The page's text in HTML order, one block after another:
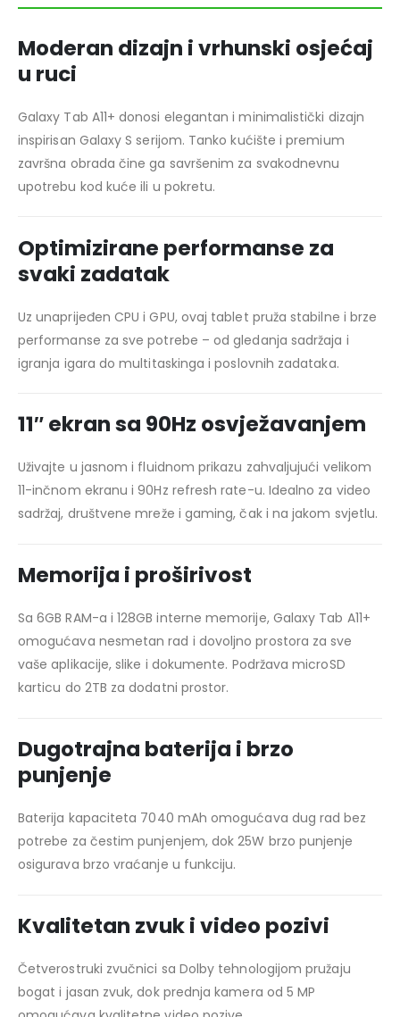
Moderan dizajn i vrhunski osjećaj
u ruci
Galaxy Tab A11+ donosi elegantan i minimalistički dizajn
inspirisan Galaxy S serijom. Tanko kućište i premium
završna obrada čine ga savršenim za svakodnevnu
upotrebu kod kuće ili u pokretu.
Optimizirane performanse za
svaki zadatak
Uz unaprijeđen CPU i GPU, ovaj tablet pruža stabilne i brze
performanse za sve potrebe – od gledanja sadržaja i
igranja igara do multitaskinga i poslovnih zadataka.
11″ ekran sa 90Hz osvježavanjem
Uživajte u jasnom i fluidnom prikazu zahvaljujući velikom
11-inčnom ekranu i 90Hz refresh rate-u. Idealno za video
sadržaj, društvene mreže i gaming, čak i na jakom svjetlu.
Memorija i proširivost
Sa 6GB RAM-a i 128GB interne memorije, Galaxy Tab A11+
omogućava nesmetan rad i dovoljno prostora za sve
vaše aplikacije, slike i dokumente. Podržava microSD
karticu do 2TB za dodatni prostor.
Dugotrajna baterija i brzo
punjenje
Baterija kapaciteta 7040 mAh omogućava dug rad bez
potrebe za čestim punjenjem, dok 25W brzo punjenje
osigurava brzo vraćanje u funkciju.
Kvalitetan zvuk i video pozivi
Četverostruki zvučnici sa Dolby tehnologijom pružaju
bogat i jasan zvuk, dok prednja kamera od 5 MP